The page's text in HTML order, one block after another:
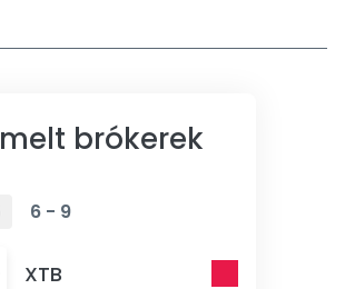
brókerek
6 - 9
XTB